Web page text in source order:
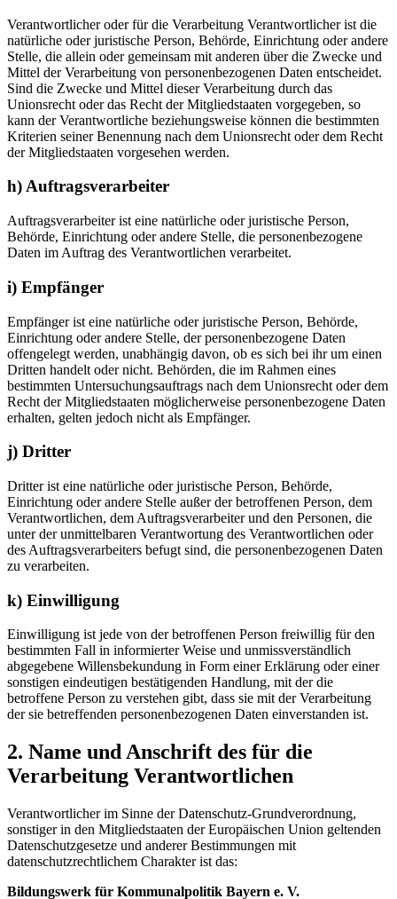
Verantwortlicher oder für die Verarbeitung Verantwortlicher ist die
natürliche oder juristische Person, Behörde, Einrichtung oder andere
Stelle, die allein oder gemeinsam mit anderen über die Zwecke und
Mittel der Verarbeitung von personenbezogenen Daten entscheidet.
Sind die Zwecke und Mittel dieser Verarbeitung durch das
Unionsrecht oder das Recht der Mitgliedstaaten vorgegeben, so
kann der Verantwortliche beziehungsweise können die bestimmten
Kriterien seiner Benennung nach dem Unionsrecht oder dem Recht
der Mitgliedstaaten vorgesehen werden.
h) Auftragsverarbeiter
Auftragsverarbeiter ist eine natürliche oder juristische Person,
Behörde, Einrichtung oder andere Stelle, die personenbezogene
Daten im Auftrag des Verantwortlichen verarbeitet.
i) Empfänger
Empfänger ist eine natürliche oder juristische Person, Behörde,
Einrichtung oder andere Stelle, der personenbezogene Daten
offengelegt werden, unabhängig davon, ob es sich bei ihr um einen
Dritten handelt oder nicht. Behörden, die im Rahmen eines
bestimmten Untersuchungsauftrags nach dem Unionsrecht oder dem
Recht der Mitgliedstaaten möglicherweise personenbezogene Daten
erhalten, gelten jedoch nicht als Empfänger.
j) Dritter
Dritter ist eine natürliche oder juristische Person, Behörde,
Einrichtung oder andere Stelle außer der betroffenen Person, dem
Verantwortlichen, dem Auftragsverarbeiter und den Personen, die
unter der unmittelbaren Verantwortung des Verantwortlichen oder
des Auftragsverarbeiters befugt sind, die personenbezogenen Daten
zu verarbeiten.
k) Einwilligung
Einwilligung ist jede von der betroffenen Person freiwillig für den
bestimmten Fall in informierter Weise und unmissverständlich
abgegebene Willensbekundung in Form einer Erklärung oder einer
sonstigen eindeutigen bestätigenden Handlung, mit der die
betroffene Person zu verstehen gibt, dass sie mit der Verarbeitung
der sie betreffenden personenbezogenen Daten einverstanden ist.
2. Name und Anschrift des für die
Verarbeitung Verantwortlichen
Verantwortlicher im Sinne der Datenschutz-Grundverordnung,
sonstiger in den Mitgliedstaaten der Europäischen Union geltenden
Datenschutzgesetze und anderer Bestimmungen mit
datenschutzrechtlichem Charakter ist das:
Bildungswerk für Kommunalpolitik Bayern e. V.